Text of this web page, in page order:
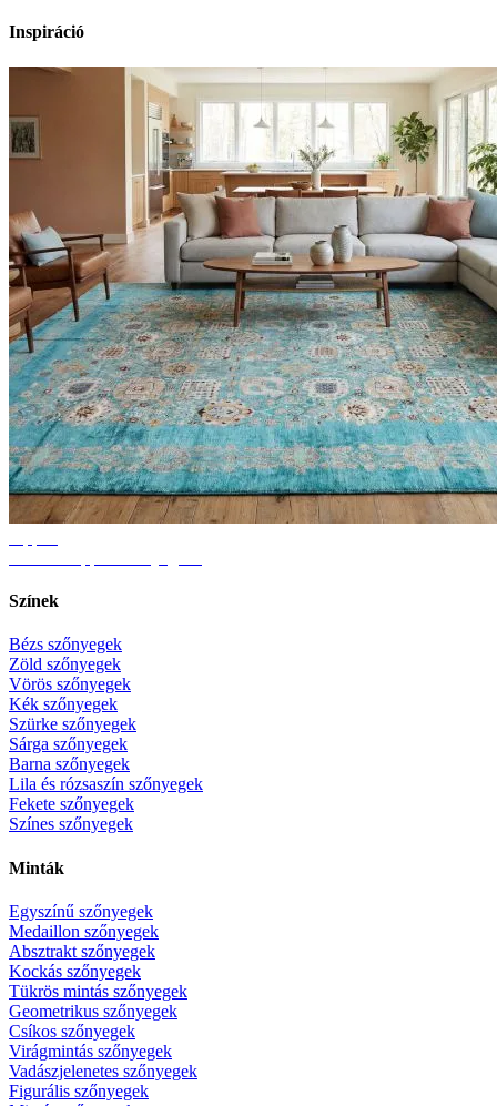
Inspiráció
Színek
Bézs szőnyegek
Zöld szőnyegek
Vörös szőnyegek
Kék szőnyegek
Szürke szőnyegek
Sárga szőnyegek
Barna szőnyegek
Lila és rózsaszín szőnyegek
Fekete szőnyegek
Színes szőnyegek
Minták
Egyszínű szőnyegek
Medaillon szőnyegek
Absztrakt szőnyegek
Kockás szőnyegek
Tükrös mintás szőnyegek
Geometrikus szőnyegek
Csíkos szőnyegek
Virágmintás szőnyegek
Vadászjelenetes szőnyegek
Figurális szőnyegek